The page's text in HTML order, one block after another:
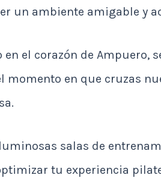
un ambiente amigable y
en el corazón de
momento en que cruzas
salas de
tu experiencia